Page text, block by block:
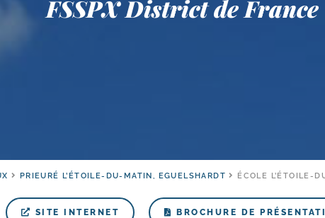
FSSPX District de France
PRIEURÉ L’ÉTOILE-DU-MATIN, EGUELSHARDT ÉCOLE L’ÉTOILE-
SITE INTERNET BROCHURE DE